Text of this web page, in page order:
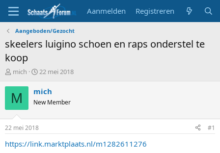
Aanmelden Registreren
Aangeboden/Gezocht
skeelers luigino schoen en raps onderstel te
koop
T
p
i
s
a
r
mich
S
a
t
t
u
22 mei 2018
M mich
New Member
22 mei 2018 #1
https://link.marktplaats.nl/m1282611276